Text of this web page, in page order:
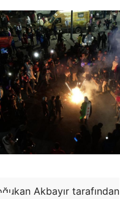
Akbayır tarafından